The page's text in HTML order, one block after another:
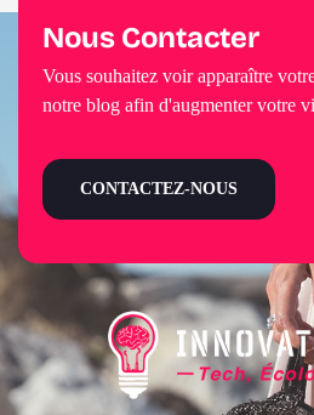
Nous Contacter
Vous souhaitez voir apparaître
notre blog afin d'augmenter votre
CONTACTEZ-NOUS